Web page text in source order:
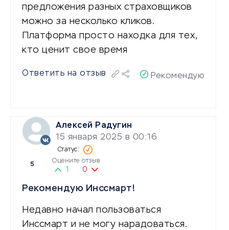
предложения разных страховщиков
можно за несколько кликов.
Платформа просто находка для тех,
кто ценит свое время
Ответить на отзыв Рекомендую
Алексей Радугин
15 января 2025 в 00:16
5
Оцените отзыв
1 0
Рекомендую Инссмарт!
Недавно начал пользоваться
Инссмарт и не могу нарадоваться.